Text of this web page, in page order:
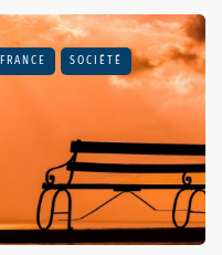
FRANCE SOCIÉTÉ